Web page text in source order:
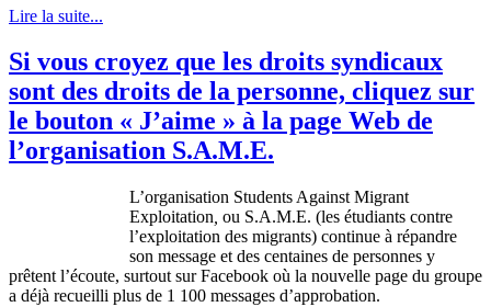
Lire la suite...
Si vous croyez que les droits syndicaux
sont des droits de la personne, cliquez sur
le bouton « J’aime » à la page Web de
l’organisation S.A.M.E.
L’organisation Students Against Migrant
Exploitation ou S.A.M.E. (les étudiants contre
l’exploitation des migrants) continue à répandre
son message et des centaines de personnes y
prêtent l’écoute, surtout surFacebook où la nouvelle page du groupe
a déjà recueilli plus de 1 100 messages d’approbation.